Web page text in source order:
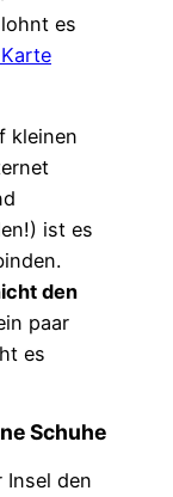
es
kleinen
ist es
den
paar
es
Schuhe
Insel den